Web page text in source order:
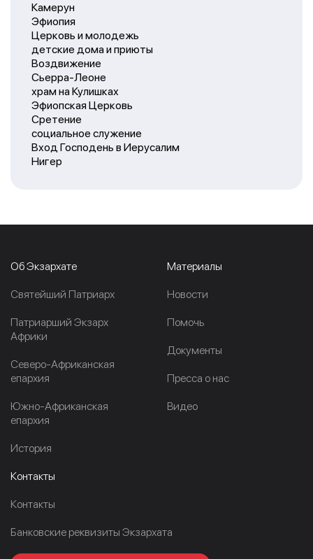
Камерун
Эфиопия
Церковь и молодежь
детские дома и приюты
Воздвижение
Сьерра-Леоне
храм на Кулишках
Эфиопская Церковь
Сретение
социальное служение
Вход Господень в Иерусалим
Нигер
Об Экзархате
Cвятейший Патриарх
Патриарший Экзарх
Африки
Северо-Африканская
епархия
Южно-Африканская
епархия
История
Материалы
Новости
Помочь
Документы
Пресса о нас
Видео
Контакты
Контакты
Банковские реквизиты Экзархата